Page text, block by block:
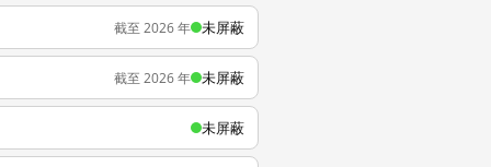
截至 2026 年 未屏蔽
截至 2026 年 未屏蔽
未屏蔽